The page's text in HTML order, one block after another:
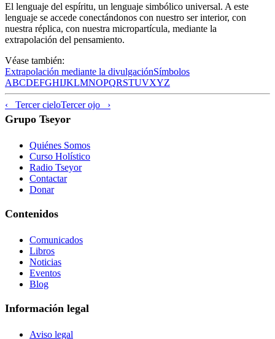
El lenguaje del espíritu, un lenguaje simbólico universal. A este
lenguaje se accede conectándonos con nuestro ser interior, con
nuestra réplica, con nuestra micropartícula, mediante la
extrapolación del pensamiento.
Véase también:
Extrapolación mediante la divulgaciónSímbolos
ABCDEFGHIJKLMNOPQRSTUVXYZ
‹ Tercer cieloTercer ojo ›
Grupo Tseyor
Quiénes Somos
Curso Holístico
Radio Tseyor
Contactar
Donar
Contenidos
Comunicados
Libros
Noticias
Eventos
Blog
Información legal
Aviso legal